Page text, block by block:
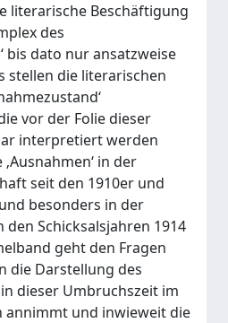
literarische Beschäftigung
des
bis dato nur ansatzweise
stellen die literarischen
vor der Folie dieser
interpretiert werden
in der
seit den 1910er und
besonders in der
den Schicksalsjahren 1914
geht den Fragen
die Darstellung des
dieser Umbruchszeit im
annimmt und inwieweit die